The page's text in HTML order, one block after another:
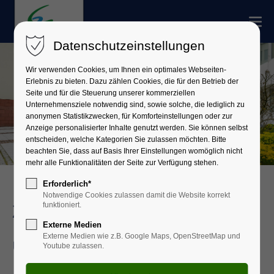
Zivile Verteidigung, Brand-
und Katastrophenschutz
Datenschutzeinstellungen
Wir verwenden Cookies, um Ihnen ein optimales Webseiten-
Erlebnis zu bieten. Dazu zählen Cookies, die für den Betrieb der
Seite und für die Steuerung unserer kommerziellen
Unternehmensziele notwendig sind, sowie solche, die lediglich zu
anonymen Statistikzwecken, für Komforteinstellungen oder zur
Anzeige personalisierter Inhalte genutzt werden. Sie können selbst
entscheiden, welche Kategorien Sie zulassen möchten. Bitte
beachten Sie, dass auf Basis Ihrer Einstellungen womöglich nicht
mehr alle Funktionalitäten der Seite zur Verfügung stehen.
Erforderlich*
Notwendige Cookies zulassen damit die Website korrekt
funktioniert.
Externe Medien
Externe Medien wie z.B. Google Maps, OpenStreetMap und
Youtube zulassen.